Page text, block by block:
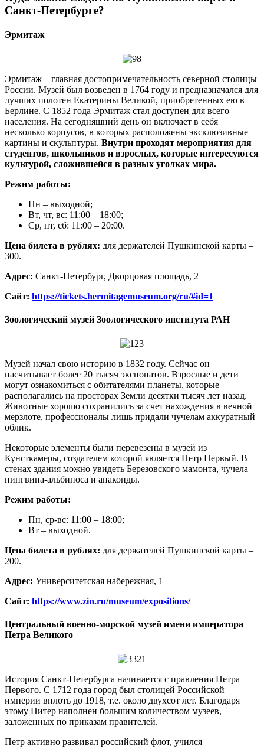
Санкт-Петербурге?
Эрмитаж
Эрмитаж – главная достопримечательность северной столицы
России. Музей был возведен в 1764 году и предназначался для
лучших полотен Екатерины Великой, приобретенных ею в
Берлине. С 1852 года Эрмитаж стал доступен для всего
населения. На сегодняшний день он включает в себя
несколько корпусов, в которых расположены эксклюзивные
картины и скульптуры. Внутри проходят мероприятия для
студентов, школьников и взрослых, которые интересуются
культурой, сложившейся в разных уголках мира.
Режим работы:
Пн – выходной;
Вт, чт, вс: 11:00 – 18:00;
Ср, пт, сб: 11:00 – 20:00.
Цена билета в рублях: для держателей Пушкинской карты –
300.
Адрес: Санкт-Петербург, Дворцовая площадь, 2
Сайт: https://tickets.hermitagemuseum.org/ru/#id=1
Зоологический музей Зоологического института РАН
Музей начал свою историю в 1832 году. Сейчас он
насчитывает более 20 тысяч экспонатов. Взрослые и дети
могут ознакомиться с обитателями планеты, которые
располагались на просторах Земли десятки тысяч лет назад.
Животные хорошо сохранились за счет нахождения в вечной
мерзлоте, профессионалы лишь придали чучелам аккуратный
облик.
Некоторые элементы были перевезены в музей из
Кунсткамеры, создателем которой является Петр Первый. В
стенах здания можно увидеть Березовского мамонта, чучела
пингвина-альбиноса и анаконды.
Режим работы:
Пн, ср-вс: 11:00 – 18:00;
Вт – выходной.
Цена билета в рублях: для держателей Пушкинской карты –
200.
Адрес: Университетская набережная, 1
Сайт: https://www.zin.ru/museum/expositions/
Центральный военно-морской музей имени императора
Петра Великого
История Санкт-Петербурга начинается с правления Петра
Первого. С 1712 года город был столицей Российской
империи вплоть до 1918, т.е. около двухсот лет. Благодаря
этому Питер наполнен большим количеством музеев,
заложенных по приказам правителей.
Петр активно развивал российский флот, учился